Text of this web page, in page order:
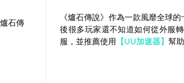
石傳
《爐石傳說》作為一款風靡全球
後很多玩家還不知道如何從外服
服，並推薦使用 【UU加速器】幫